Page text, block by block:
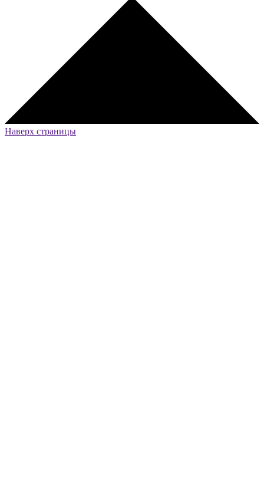
Наверх страницы